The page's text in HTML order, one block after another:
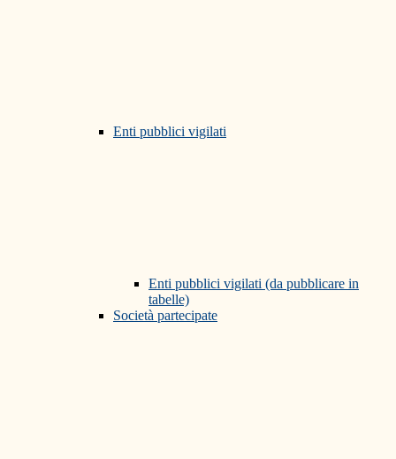
Enti pubblici vigilati
Enti pubblici vigilati (da pubblicare in
tabelle)
Società partecipate